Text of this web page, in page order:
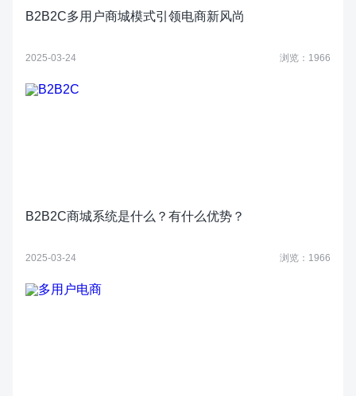
B2B2C多用户商城模式引领电商新风尚
2025-03-24 浏览：1966
B2B2C商城系统是什么？有什么优势？
2025-03-24 浏览：1966